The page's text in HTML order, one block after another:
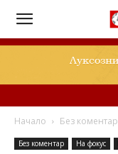
Начало Без коментар
Без коментар На фокус